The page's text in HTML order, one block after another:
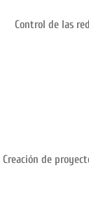
Control de las
Creación de